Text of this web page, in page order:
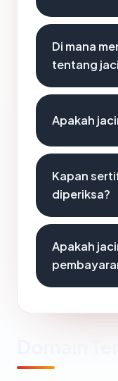
Di mana
tentang
Apakah
Kapan
diperiksa?
Apakah